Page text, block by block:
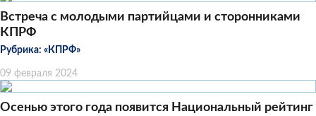
Встреча с молодыми партийцами и сторонниками
КПРФ
Рубрика: «КПРФ»
09 февраля 2024
Осенью этого года появится Национальный рейтинг